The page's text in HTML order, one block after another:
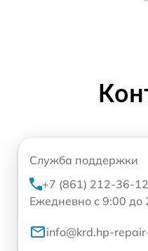
Служба поддержки
+7 (861) 212-36-12
Ежедневно с 9:00 до
info@krd.hp-